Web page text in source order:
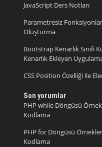
JavaScript Ders Notları
Parametresiz
Oluşturma
Bootstrap Kenarlık Sınıfı
Kenarlık Ekleyen
CSS Position Özelliği ile
Son yorumlar
PHP while Döngüsü
Kodlama
PHP for Döngüsü
Kodlama